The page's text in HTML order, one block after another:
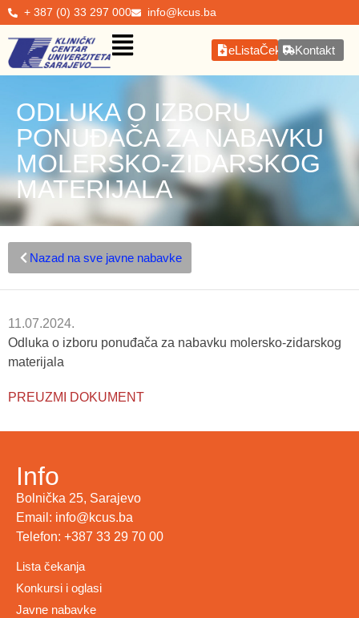
+ 387 (0) 33 297 000 info@kcus.ba
eListaČekanjaKontakt
ODLUKA O IZBORU
PONUĐAČA ZA NABAVKU
MOLERSKO-ZIDARSKOG
MATERIJALA
Nazad na sve javne nabavke
11.07.2024.
Odluka o izboru ponuđača za nabavku molersko-zidarskog
materijala
PREUZMI DOKUMENT
Info
Bolnička 25, Sarajevo
Email: info@kcus.ba
Telefon: +387 33 29 70 00
Lista čekanja
Konkursi i oglasi
Javne nabavke